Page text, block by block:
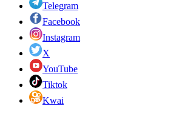
Telegram
Facebook
Instagram
X
YouTube
Tiktok
Kwai